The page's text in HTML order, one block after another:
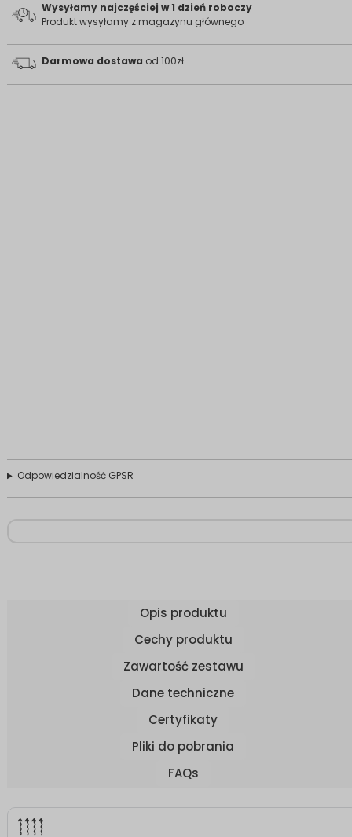
Wysyłamy najczęściej w 1 dzień roboczy
Produkt wysyłamy z magazynu głównego
Darmowa dostawa od 100zł
Odpowiedzialność GPSR
Opis produktu
Cechy produktu
Zawartość zestawu
Dane techniczne
Certyfikaty
Pliki do pobrania
FAQs